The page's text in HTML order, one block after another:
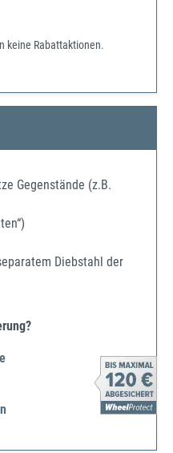
keine Rabattaktionen.
Gegenstände (z.B.
Diebstahl der